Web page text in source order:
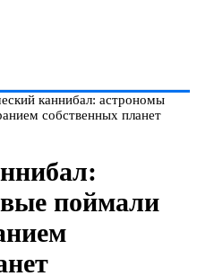
каннибал: астрономы
собственных планет
поймали